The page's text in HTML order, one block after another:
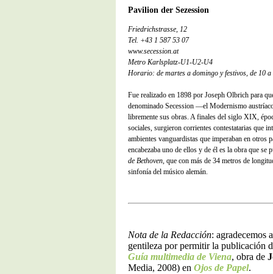
Pavilion der Sezession
Friedrichstrasse, 12
Tel. +43 1 587 53 07
www.secession.at
Metro Karlsplatz-U1-U2-U4
Horario: de martes a domingo y festivos, de 10
Fue realizado en 1898 por Joseph Olbrich para
denominado Secession —el Modernismo
libremente sus obras. A finales del siglo XIX,
sociales, surgieron corrientes contestatarias que
ambientes vanguardistas que imperaban en otros
encabezaba uno de ellos y de él es la obra que se
de Bethoven, que con más de 34 metros de
sinfonía del músico alemán.
Nota de la Redacción: agradecemos
gentileza por permitir la publicación
Guía multimedia de Viena, obra de
Media, 2008) en Ojos de Papel.